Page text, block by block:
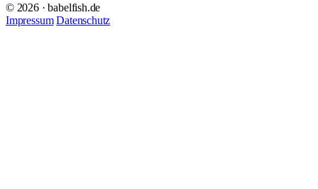
© 2026 · babelfish.de
Impressum Datenschutz